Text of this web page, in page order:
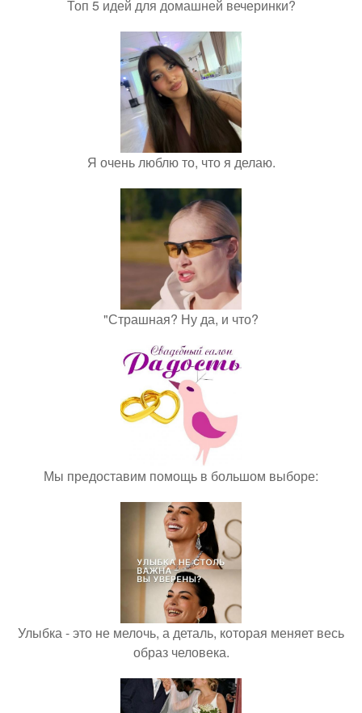
Топ 5 идей для домашней вечеринки?
Я очень люблю то, что я делаю.
"Страшная? Ну да, и что?
Мы предоставим помощь в большом выборе:
Улыбка - это не мелочь, а деталь, которая меняет весь
образ человека.